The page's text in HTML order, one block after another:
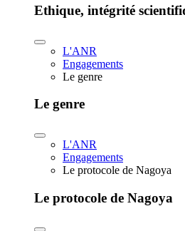
Ethique, intégrité
L'ANR
Engagements
Le genre
Le genre
L'ANR
Engagements
Le protocole de Nagoya
Le protocole de Nagoya